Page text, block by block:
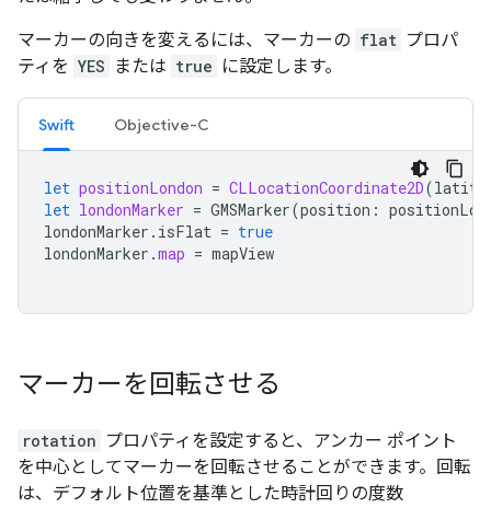
マーカーの向きを変えるには、マーカーの flat プロパ
ティを YES または true に設定します。
Swift Objective-C
let positionLondon = CLLocationCoordinate2D(
let londonMarker = GMSMarker(position :
londonMarker . isFlat = true
londonMarker .map = mapView
マーカーを回転させる
rotation プロパティを設定すると、アンカー ポイント
を中心としてマーカーを回転させることができます。回転
は、デフォルト位置を基準とした時計回りの度数